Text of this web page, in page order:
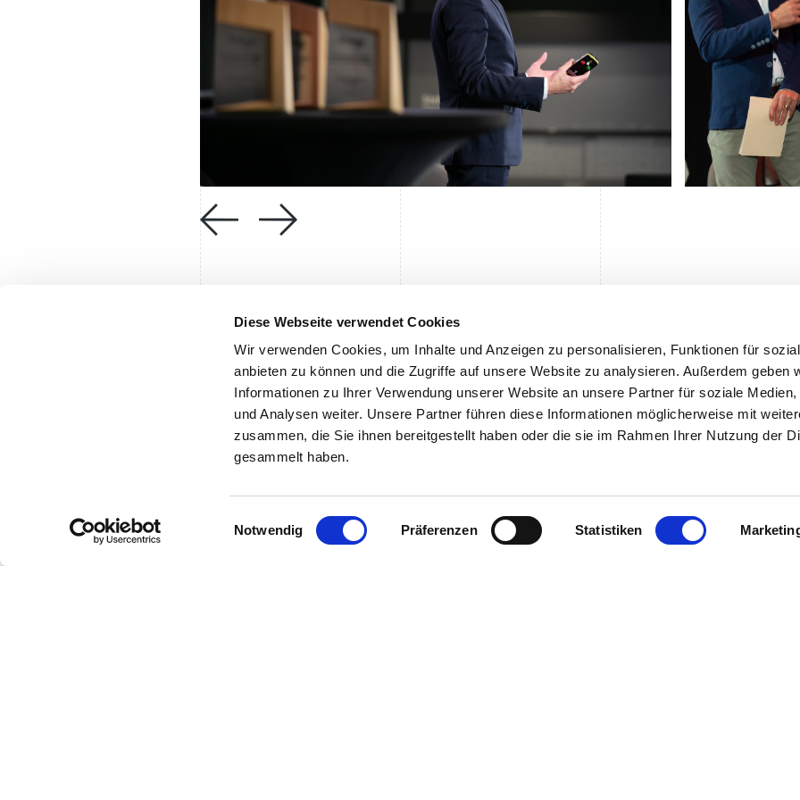
Diese Webseite verwendet Cookies
Wir verwenden Cookies, um Inhalte und Anzeigen zu personalisieren, Funktionen für
anbieten zu können und die Zugriffe auf unsere Website zu analysieren. Außerdem geben
Informationen zu Ihrer Verwendung unserer Website an unsere Partner für soziale Medien,
und Analysen weiter. Unsere Partner führen diese Informationen möglicherweise mit
zusammen, die Sie ihnen bereitgestellt haben oder die sie im Rahmen Ihrer Nutzung der
gesammelt haben.
Einwilligungsauswahl
Notwendig Präferenzen Statistiken
Ausstellerkategorien
Kategorien für Hotel- und
Gastronomiebetriebe
Sustainability Award 2025
Sustainability Award 2024
Sustainability Award 2023
Produktverzeichnis
Gastronomie
Hotels
DE IT